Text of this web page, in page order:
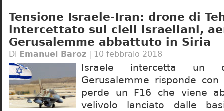
Tensione Israele-Iran: drone di
intercettato sui cieli israeliani,
Gerusalemme abbattuto in Siria
Di Emanuel Baroz | 10 febbraio 2018
Israele intercetta un
Gerusalemme risponde
perde un F16 che viene
velivolo lanciato dalle